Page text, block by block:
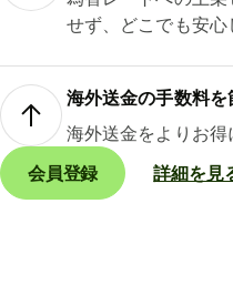
せず、どこでも安心
海外送金の手数料を
海外送金をよりお得
会員登録
詳細を見